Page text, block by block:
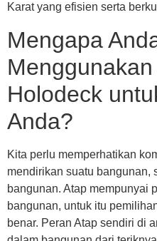
Karat yang efisien serta
Mengapa
Holodeck
Anda?
Kita perlu memperhatikan
mendirikan suatu bangunan,
bangunan. Atap mempunyai
bangunan, untuk itu
benar. Peran Atap sendiri di